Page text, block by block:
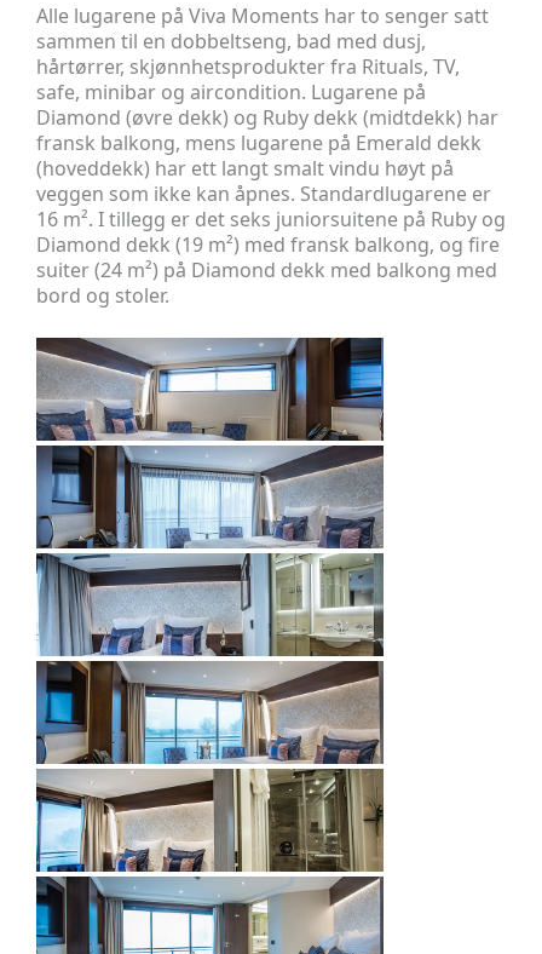
Alle lugarene på Viva Moments har to senger satt
sammen til en dobbeltseng, bad med dusj,
hårtørrer, skjønnhetsprodukter fra Rituals, TV,
safe, minibar og aircondition. Lugarene på
Diamond (øvre dekk) og Ruby dekk (midtdekk) har
fransk balkong, mens lugarene på Emerald dekk
(hoveddekk) har ett langt smalt vindu høyt på
veggen som ikke kan åpnes. Standardlugarene er
16 m². I tillegg er det seks juniorsuitene på Ruby og
Diamond dekk (19 m²) med fransk balkong, og fire
suiter (24 m²) på Diamond dekk med balkong med
bord og stoler.
Emerald Deck (hoveddekk)
Ruby Deck (midtdekk)
Ruby Deck (midtdekk)
Diamond Deck (øvre dekk)
Diamond Deck (øvre dekk)